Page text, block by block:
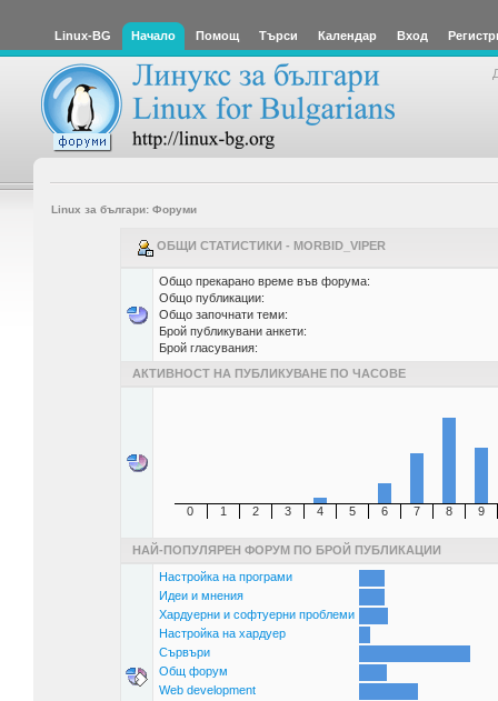
Linux-BG Начало Помощ Търси Календар Вход
Linux за българи: Форуми
ОБЩИ СТАТИСТИКИ - MORBID_VIPER
Общо прекарано време във форума:
Общо публикации:
Общо започнати теми:
Брой публикувани анкети:
Брой гласувания:
АКТИВНОСТ НА ПУБЛИКУВАНЕ ПО ЧАСОВЕ
0 1 2 3 4 5 6 7 8 9
НАЙ-ПОПУЛЯРЕН ФОРУМ ПО БРОЙ ПУБЛИКАЦИИ
Настройка на програми
Идеи и мнения
Хардуерни и софтуерни проблеми
Настройка на хардуер
Сървъри
Общ форум
Web development